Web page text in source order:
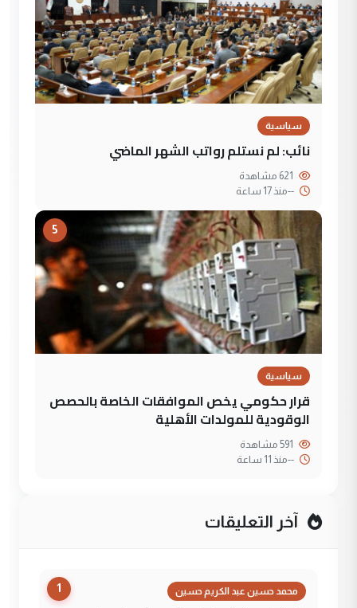
سياسية
نائب: لم نستلم رواتب الشهر الماضي
--منذ 17 ساعة
5
سياسية
قرار حكومي يخص الموافقات الخاصة بالحصص
الوقودية للمولدات الأهلية
--منذ 11 ساعة
آخر التعليقات
1 محمد حسين عبد الكريم حسين